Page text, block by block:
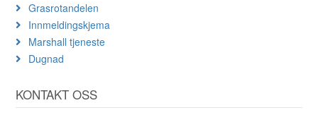
Grasrotandelen
Innmeldingskjema
Marshall tjeneste
Dugnad
KONTAKT OSS